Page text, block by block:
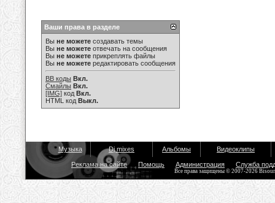
Ваши права в разделе
Вы не можете создавать темы
Вы не можете отвечать на сообщения
Вы не можете прикреплять файлы
Вы не можете редактировать сообщения
BB коды Вкл.
Смайлы Вкл.
[IMG] код Вкл.
HTML код Выкл.
Музыка Dj mixes Альбомы Видеоклипы
Реклама на сайте Помощь Администрация Служба
Все права защищены © 2007-2026